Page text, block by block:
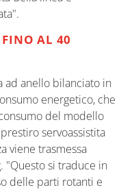
FINO AL 40
ad anello bilanciato in
energetico, che
del modello
servoassistita
viene trasmessa
"Questo si traduce in
delle parti rotanti e